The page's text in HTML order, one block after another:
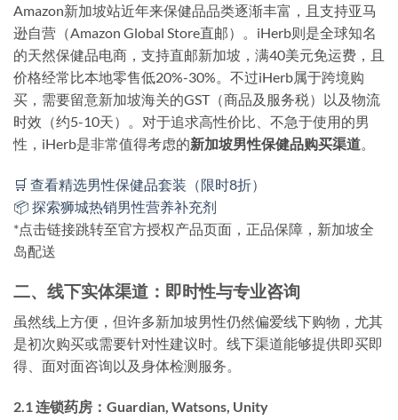
Amazon新加坡站近年来保健品品类逐渐丰富，且支持亚马
逊自营（Amazon Global Store直邮）。iHerb则是全球知名
的天然保健品电商，支持直邮新加坡，满40美元免运费，且
价格经常比本地零售低20%-30%。不过iHerb属于跨境购
买，需要留意新加坡海关的GST（商品及服务税）以及物流
时效（约5-10天）。对于追求高性价比、不急于使用的男
性，iHerb是非常值得考虑的新加坡男性保健品购买渠道。
🛒 查看精选男性保健品套装（限时8折）
📦 探索狮城热销男性营养补充剂
*点击链接跳转至官方授权产品页面，正品保障，新加坡全
岛配送
二、线下实体渠道：即时性与专业咨询
虽然线上方便，但许多新加坡男性仍然偏爱线下购物，尤其
是初次购买或需要针对性建议时。线下渠道能够提供即买即
得、面对面咨询以及身体检测服务。
2.1 连锁药房：Guardian, Watsons, Unity